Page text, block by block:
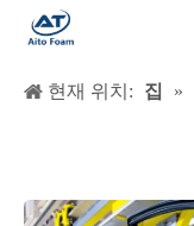
현재 위치: 집 »